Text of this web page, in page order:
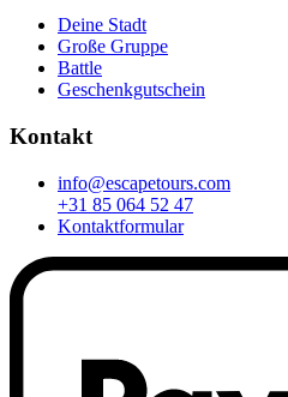
Deine Stadt
Große Gruppe
Battle
Geschenkgutschein
Kontakt
info@escapetours.com
+31 85 064 52 47
Kontaktformular